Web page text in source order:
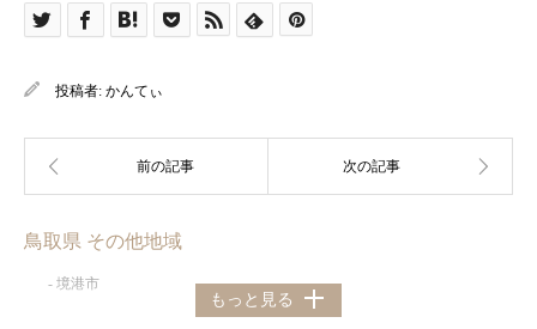
投稿者: かんてぃ
鳥取県 その他地域
境港市
もっと見る